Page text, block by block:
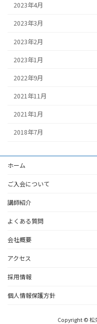
2023年4月
2023年3月
2023年2月
2023年1月
2022年9月
2021年11月
2021年1月
2018年7月
ホーム
ご入会について
講師紹介
よくある質問
会社概要
アクセス
採用情報
個人情報保護方針
Copyright © 松